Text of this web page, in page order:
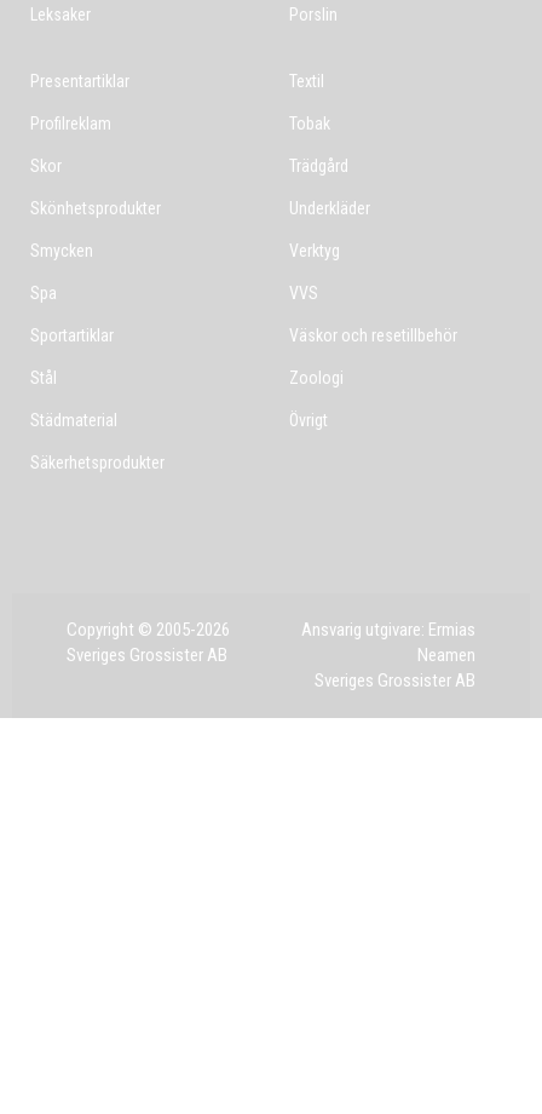
Leksaker Porslin
Presentartiklar
Profilreklam
Skor
Skönhetsprodukter
Smycken
Spa
Sportartiklar
Stål
Städmaterial
Säkerhetsprodukter
Textil
Tobak
Trädgård
Underkläder
Verktyg
VVS
Väskor och resetillbehör
Zoologi
Övrigt
Copyright © 2005-2026
Sveriges Grossister AB
Ansvarig utgivare: Ermias
Neamen
Sveriges Grossister AB